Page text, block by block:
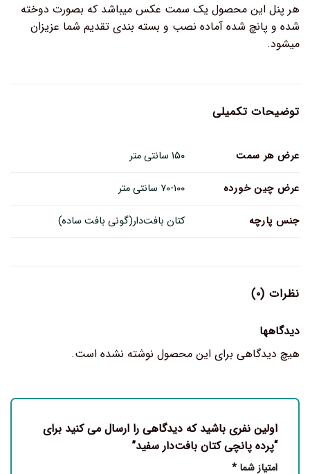
هر پنل این محصول یک سمت عکس میباشد که بصورت دوخته
شده و پانچ شده آماده نصب و بسته بندی تقدیم شما عزیزان
میشود.
توضیحات تکمیلی
عرض هر سمت ۱۵۰ سانتی متر
عرض چین خورده ۷۰-۱۰۰ سانتی متر
جنس پارچه کتان بافت‌دار(گونی بافت ساده)
نظرات (۰)
دیدگاهها
هیچ دیدگاهی برای این محصول نوشته نشده است.
اولین نفری باشید که دیدگاهی را ارسال می کنید برای
“پرده پانچی کتان بافت‌دار سفید”
امتیاز شما *